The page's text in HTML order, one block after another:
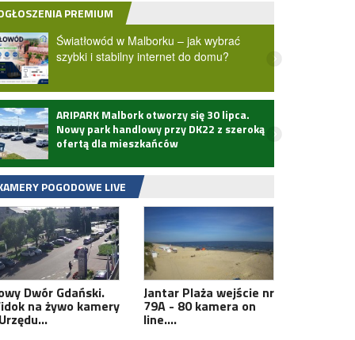
PREMIUM
Światłowód w Malborku – jak wybrać
szybki i stabilny internet do domu?
ARIPARK Malbork otworzy się 30 lipca.
Nowy park handlowy przy DK22 z szeroką
ofertą dla mieszkańców
POGODOWE LIVE
Dwór Gdański.
na żywo kamery
Jantar Plaża wejście nr
79A - 80 kamera on
line.…